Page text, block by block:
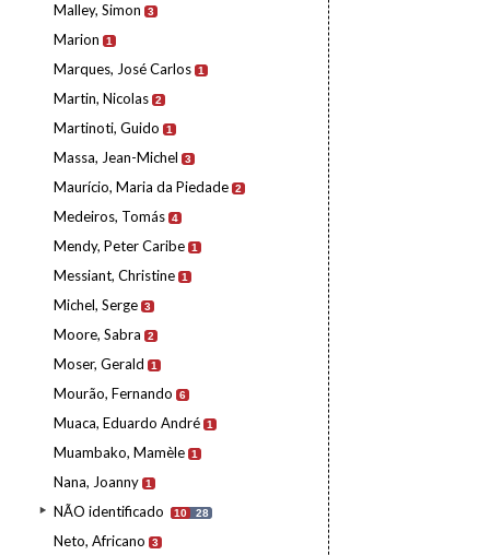
Malley, Simon 3
Marion 1
Marques, José Carlos 1
Martin, Nicolas 2
Martinoti, Guido 1
Massa, Jean-Michel 3
Maurício, Maria da Piedade 2
Medeiros, Tomás 4
Mendy, Peter Caribe 1
Messiant, Christine 1
Michel, Serge 3
Moore, Sabra 2
Moser, Gerald 1
Mourão, Fernando 6
Muaca, Eduardo André 1
Muambako, Mamèle 1
Nana, Joanny 1
NÃO identificado 10 28
Neto, Africano 3